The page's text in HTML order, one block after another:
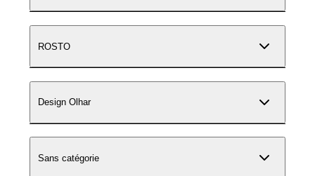
ROSTO
Design Olhar
Sans catégorie